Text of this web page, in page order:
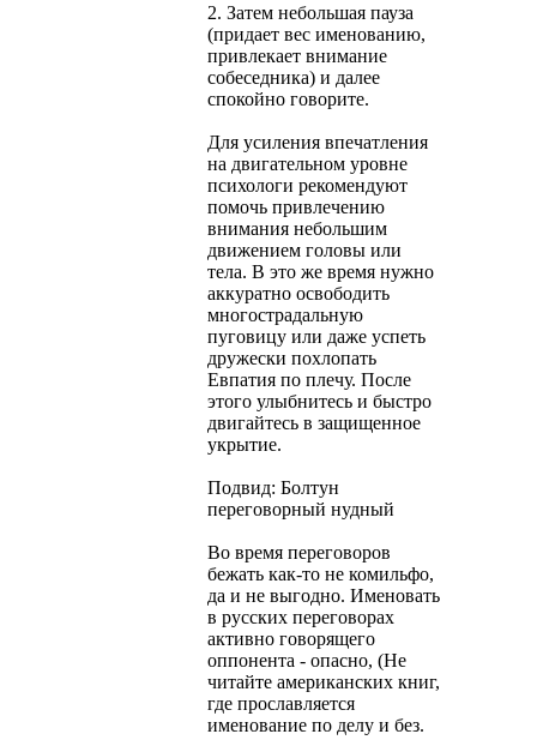
2. Затем небольшая пауза
(придает вес именованию,
привлекает внимание
собеседника) и далее
спокойно говорите.
Для усиления впечатления
на двигательном уровне
психологи рекомендуют
помочь привлечению
внимания небольшим
движением головы или
тела. В это же время нужно
аккуратно освободить
многострадальную
пуговицу или даже успеть
дружески похлопать
Евпатия по плечу. После
этого улыбнитесь и быстро
двигайтесь в защищенное
укрытие.
Подвид: Болтун
переговорный нудный
Во время переговоров
бежать как-то не комильфо,
да и не выгодно. Именовать
в русских переговорах
активно говорящего
оппонента - опасно, (Не
читайте американских книг,
где прославляется
именование по делу и без.